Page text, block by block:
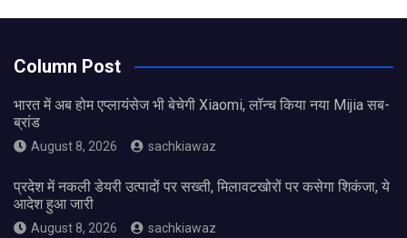
Column Post
भारत में अब होम एप्लायंसेज भी बेचेगी Xiaomi, लॉन्च किया नया Mijia सब-
ब्रांड
August 8, 2026 sachkiawaz
प्रदेश में नकली डेयरी उत्पादों पर सख्ती, मिलावटखोरों पर कसेगा शिकंजा, ये
आदेश हुआ जारी
August 8, 2026 sachkiawaz